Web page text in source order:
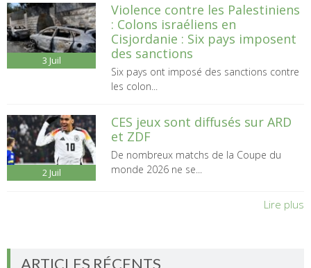
3 Juil
Violence contre les Palestiniens
: Colons israéliens en
Cisjordanie : Six pays imposent
des sanctions
Six pays ont imposé des sanctions contre
les colon...
2 Juil
CES jeux sont diffusés sur ARD
et ZDF
De nombreux matchs de la Coupe du
monde 2026 ne se...
Lire plus
ARTICLES RÉCENTS